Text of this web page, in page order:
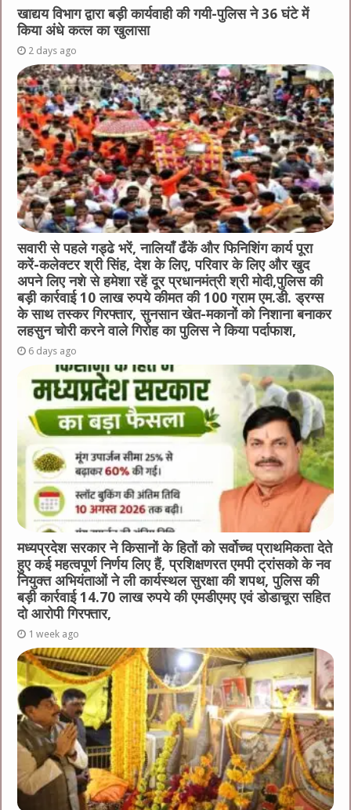
खाद्यय विभाग द्वारा बड़ी कार्यवाही की गयी-पुलिस ने 36 घंटे में
किया अंधे कत्ल का खुलासा
2 days ago
सवारी से पहले गड्ढे भरें, नालियाँ ढँकें और फिनिशिंग कार्य पूरा
करें-कलेक्टर श्री सिंह, देश के लिए, परिवार के लिए और खुद
अपने लिए नशे से हमेशा रहें दूर प्रधानमंत्री श्री मोदी,पुलिस की
बड़ी कार्रवाई 10 लाख रुपये कीमत की 100 ग्राम एम.डी. ड्रग्स
के साथ तस्कर गिरफ्तार, सुनसान खेत-मकानों को निशाना बनाकर
लहसुन चोरी करने वाले गिरोह का पुलिस ने किया पर्दाफाश,
6 days ago
मध्यप्रदेश सरकार ने किसानों के हितों को सर्वोच्च प्राथमिकता देते
हुए कई महत्वपूर्ण निर्णय लिए हैं, प्रशिक्षणरत एमपी ट्रांसको के नव
नियुक्त अभियंताओं ने ली कार्यस्थल सुरक्षा की शपथ, पुलिस की
बड़ी कार्रवाई 14.70 लाख रुपये की एमडीएमए एवं डोडाचूरा सहित
दो आरोपी गिरफ्तार,
1 week ago